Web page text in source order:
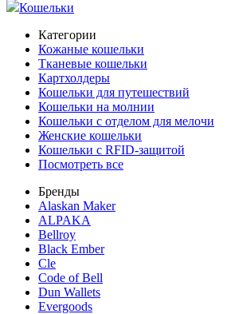
Кошельки
Категории
Кожаные кошельки
Тканевые кошельки
Картхолдеры
Кошельки для путешествий
Кошельки на молнии
Кошельки с отделом для мелочи
Женские кошельки
Кошельки с RFID-защитой
Посмотреть все
Бренды
Alaskan Maker
ALPAKA
Bellroy
Black Ember
Cle
Code of Bell
Dun Wallets
Evergoods